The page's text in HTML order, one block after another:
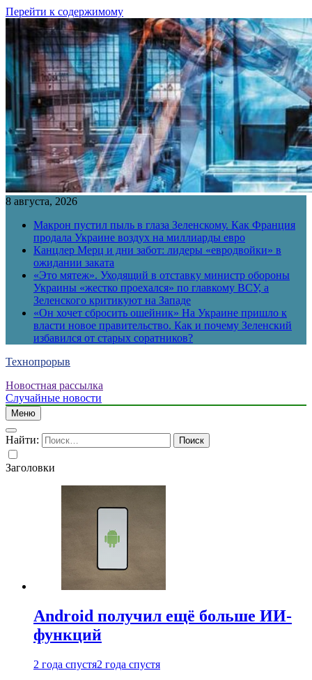
Перейти к содержимому
8 августа, 2026
Макрон пустил пыль в глаза Зеленскому. Как Франция
продала Украине воздух на миллиарды евро
Канцлер Мерц и дни забот: лидеры «евродвойки» в
ожидании заката
«Это мятеж». Уходящий в отставку министр обороны
Украины «жестко проехался» по главкому ВСУ, а
Зеленского критикуют на Западе
«Он хочет сбросить ошейник» На Украине пришло к
власти новое правительство. Как и почему Зеленский
избавился от старых соратников?
Технопрорыв
Новостная рассылка
Случайные новости
Меню
Найти:
Заголовки
Android получил ещё больше ИИ-
функций
2 года спустя2 года спустя